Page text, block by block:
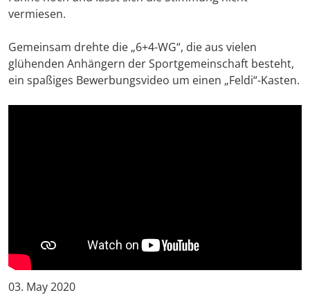
vermiesen.
Gemeinsam drehte die „6+4-WG“, die aus vielen
glühenden Anhängern der Sportgemeinschaft besteht,
ein spaßiges Bewerbungsvideo um einen „Feldi“-Kasten.
03. May 2020